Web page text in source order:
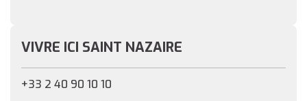
VIVRE ICI SAINT NAZAIRE
+33 2 40 90 10 10